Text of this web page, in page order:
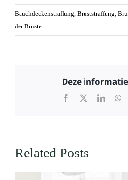
Bauchdeckenstraffung Bruststraffung
der Brüste
Deze
Facebook
Related Posts